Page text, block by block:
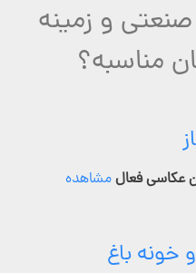
و زمینه
مناسبه؟
مشاهده
خونه باغ